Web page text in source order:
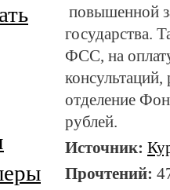
повышенной
государства.
ФСС, на
отделение
рублей.
Источник:
Прочтений: